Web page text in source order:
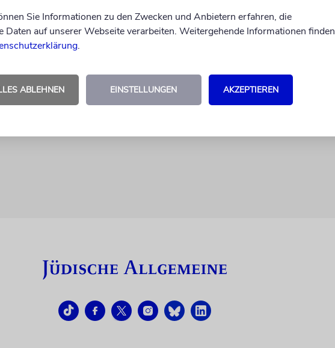
geschlossen
beendet sein – Ausstellungen entstehen neu
Sie Informationen zu den Zwecken und Anbietern erfahren, die
Daten auf unserer Webseite verarbeiten. Weitergehende Informationen finden
.
ABLEHNEN EINSTELLUNGEN AKZEPTIEREN